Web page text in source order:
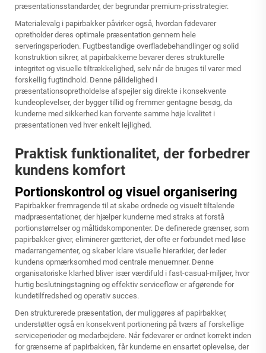
præsentationsstandarder, der begrundar premium-prisstrategier.
Materialevalg i papirbakker påvirker også, hvordan fødevarer
opretholder deres optimale præsentation gennem hele
serveringsperioden. Fugtbestandige overfladebehandlinger og solid
konstruktion sikrer, at papirbakkerne bevarer deres strukturelle
integritet og visuelle tiltrækkelighed, selv når de bruges til varer med
forskellig fugtindhold. Denne pålidelighed i
præsentationsopretholdelse afspejler sig direkte i konsekvente
kundeoplevelser, der bygger tillid og fremmer gentagne besøg, da
kunderne med sikkerhed kan forvente samme høje kvalitet i
præsentationen ved hver enkelt lejlighed.
Praktisk funktionalitet, der forbedrer
kundens komfort
Portionskontrol og visuel organisering
Papirbakker fremragende til at skabe ordnede og visuelt tiltalende
madpræsentationer, der hjælper kunderne med straks at forstå
portionstørrelser og måltidskomponenter. De definerede grænser, som
papirbakker giver, eliminerer gætteriet, der ofte er forbundet med løse
madarrangementer, og skaber klare visuelle hierarkier, der leder
kundens opmærksomhed mod centrale menuemner. Denne
organisatoriske klarhed bliver især værdifuld i fast-casual-miljøer, hvor
hurtig beslutningstagning og effektiv serviceflow er afgørende for
kundetilfredshed og operativ succes.
Den strukturerede præsentation, der muliggøres af papirbakker,
understøtter også en konsekvent portionering på tværs af forskellige
serviceperioder og medarbejdere. Når fødevarer er ordnet korrekt inden
for grænserne af papirbakken, får kunderne en ensartet oplevelse, der